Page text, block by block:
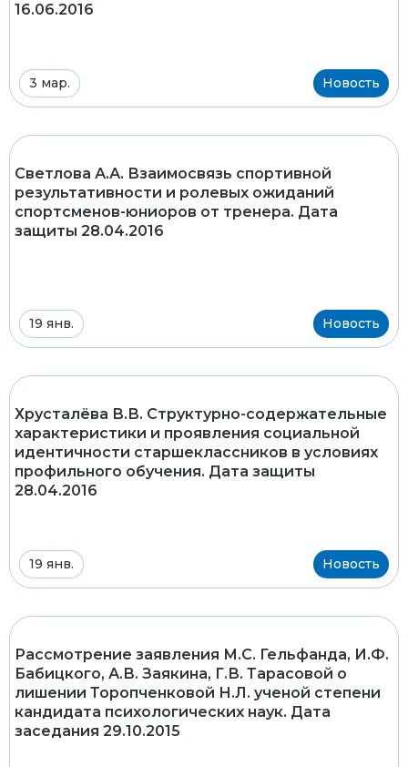
16.06.2016
3 мар. Новость
Светлова А.А. Взаимосвязь спортивной
результативности и ролевых ожиданий
спортсменов-юниоров от тренера. Дата
защиты 28.04.2016
19 янв. Новость
Хрусталёва В.В. Структурно-содержательные
характеристики и проявления социальной
идентичности старшеклассников в условиях
профильного обучения. Дата защиты
28.04.2016
19 янв. Новость
Рассмотрение заявления М.С. Гельфанда, И.Ф.
Бабицкого, А.В. Заякина, Г.В. Тарасовой о
лишении Торопченковой Н.Л. ученой степени
кандидата психологических наук. Дата
заседания 29.10.2015